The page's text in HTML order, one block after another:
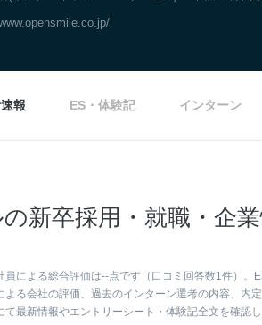
報 ES・体験記 インターン
新卒採用・就職・企
による総合評価は--点です（口コミ回答数1件）
る会社の評価、過去のインターン選考の内容、内
最新情報やエントリーシート・体験記全文を確認